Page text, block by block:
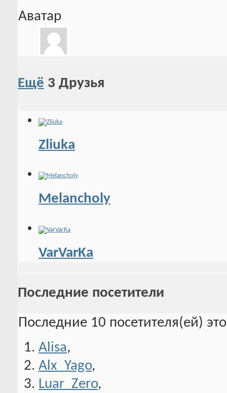
Аватар
Ещё 3 Друзья
Zliuka
Melancholy
VarVarKa
Последние посетители
Последние 10 посетителя(ей)
Alisa,
Alx_Yago,
Luar_Zero,